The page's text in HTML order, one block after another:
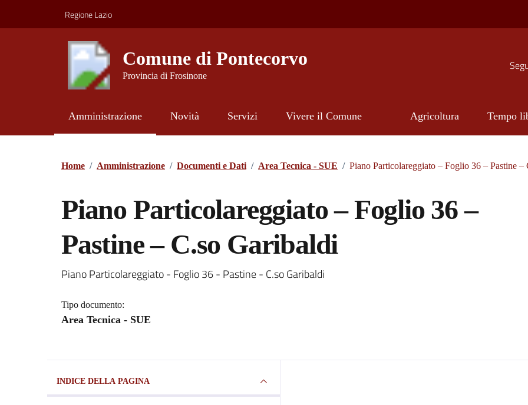
Regione Lazio
Comune di Pontecorvo
Provincia di Frosinone
Amministrazione Novità Servizi Vivere il Comune Agricoltura Tempo
Home / Amministrazione / Documenti e Dati / Area Tecnica - SUE / Piano Particolareggiato – Foglio 36 – Pastine –
Piano Particolareggiato – Foglio 36 –
Pastine – C.so Garibaldi
Dettagli del documento
Piano Particolareggiato - Foglio 36 - Pastine - C.so Garibaldi
Tipo documento:
Area Tecnica - SUE
INDICE DELLA PAGINA